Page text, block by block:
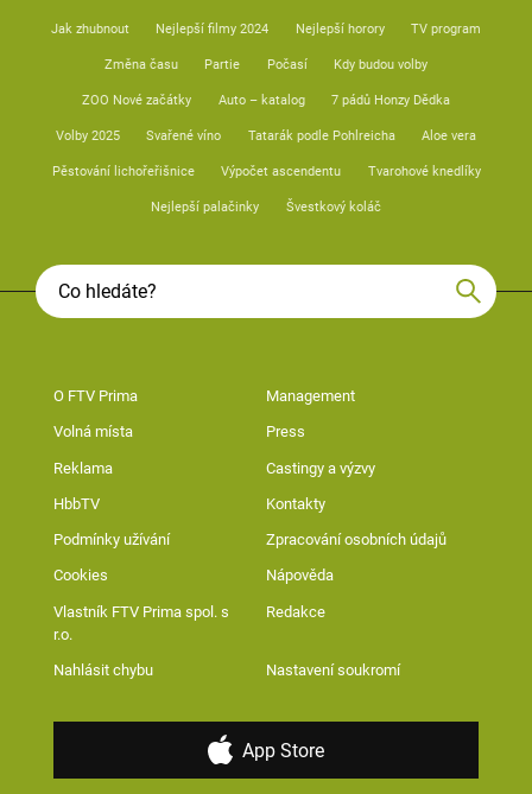
Jak zhubnout Nejlepší filmy 2024 Nejlepší horory TV program
Změna času Partie Počasí Kdy budou volby
ZOO Nové začátky Auto – katalog 7 pádů Honzy Dědka
Volby 2025 Svařené víno Tatarák podle Pohlreicha Aloe vera
Pěstování lichořeřišnice Výpočet ascendentu Tvarohové knedlíky
Nejlepší palačinky Švestkový koláč
O FTV Prima Management
Volná místa Press
Reklama Castingy a výzvy
HbbTV Kontakty
Podmínky užívání Zpracování osobních údajů
Cookies Nápověda
Vlastník FTV Prima spol. s
r.o.
Redakce
Nahlásit chybu Nastavení soukromí
App Store